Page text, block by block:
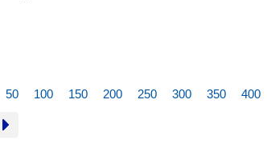
50 100 150 200 250 300 350 400